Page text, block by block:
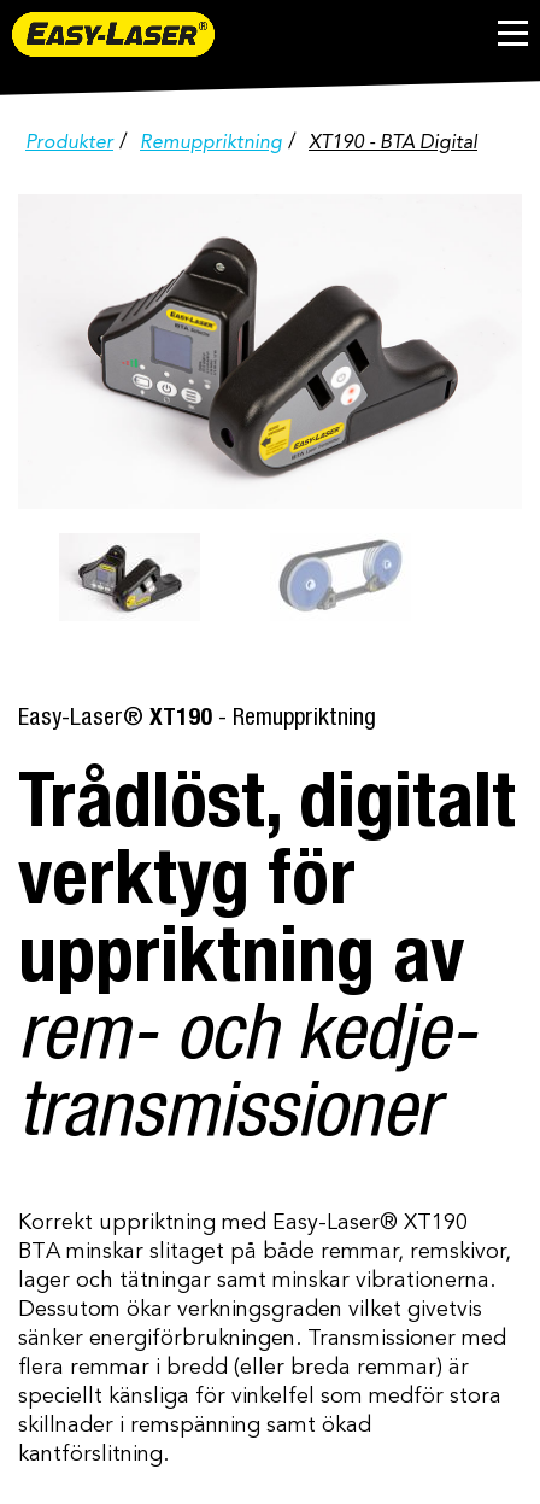
Produkter / Remuppriktning / XT190 - BTA Digital
Easy-Laser® XT190 - Remuppriktning
Trådlöst, digitalt
verktyg för
uppriktning av
rem- och kedje­
transmissioner
Korrekt uppriktning med Easy-Laser® XT190
BTA minskar slitaget på både remmar, remskivor,
lager och tätningar samt minskar vibrationerna.
Dessutom ökar verkningsgraden vilket givetvis
sänker energiförbrukningen. Transmissioner med
flera remmar i bredd (eller breda remmar) är
speciellt känsliga för vinkelfel som medför stora
skillnader i remspänning samt ökad
kantförslitning.